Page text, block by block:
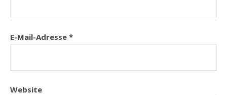
E-Mail-Adresse *
Website